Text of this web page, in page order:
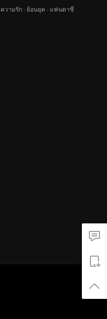
ความรัก · ย้อนยุค · แฟนตาซี